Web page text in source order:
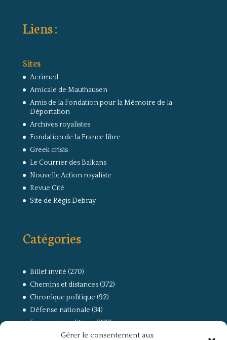
Gérer le consentement aux
Liens :
Sites
Acrimed
Amicale de Mauthausen
Amis de la Fondation pour la Mémoire de la
Déportation
Archives royalistes
Fondation de la France libre
Greek crisis
Le Courrier des Balkans
Nouvelle Action royaliste
Revue Cité
Site de Régis Debray
Catégories
Billet invité (270)
Chemins et distances(372)
Chronique politique (92)
Défense nationale (34)
Economie politique(238)
(168)